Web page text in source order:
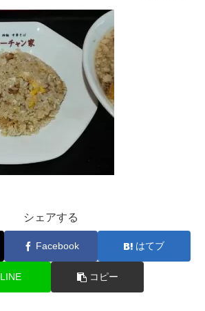
シェアする
Facebook はてブ
LINE コピー